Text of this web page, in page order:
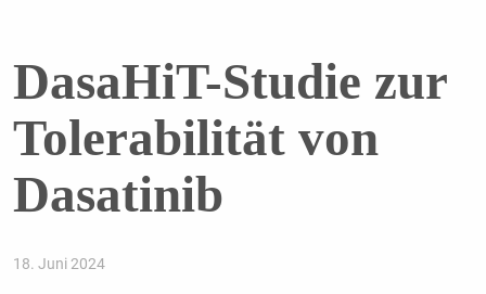
DasaHiT-Studie zur
Tolerabilität von
Dasatinib
18. Juni 2024